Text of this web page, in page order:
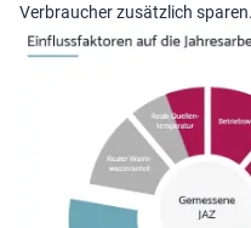
Verbraucher zusätzlich sparen.